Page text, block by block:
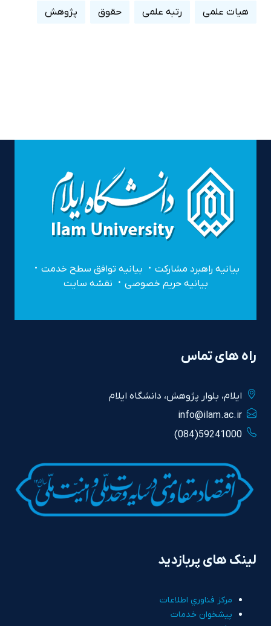
هیات علمی رتبه علمی حقوق پژوهش
بیانیه راهبرد مشارکت
بیانیه توافق سطح خدمت
بیانیه حریم خصوصی
نقشه سایت
راه های تماس
ايلام، بلوار پژوهش، دانشگاه ايلام
info@ilam.ac.ir
59241000(084)
لینک های پربازدید
مرکز فناوري اطلاعات
پيشخوان خدمات